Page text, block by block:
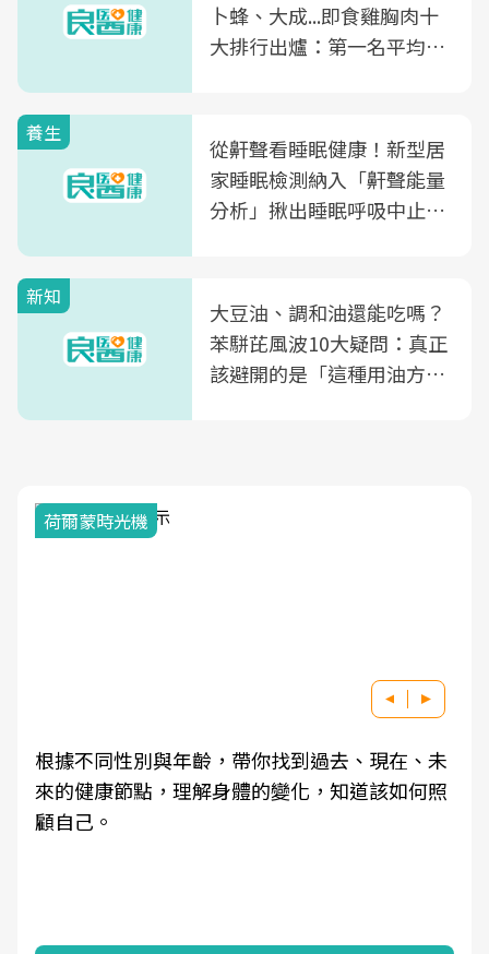
卜蜂、大成...即食雞胸肉十
大排行出爐：第一名平均一
養生
從鼾聲看睡眠健康！新型居
家睡眠檢測納入「鼾聲能量
分析」揪出睡眠呼吸中止症
新知
大豆油、調和油還能吃嗎？
苯駢芘風波10大疑問：真正
該避開的是「這種用油方
荷爾蒙時光機
根據不同性別與年齡，帶你找到過去、現在、未
來的健康節點，理解身體的變化，知道該如何照
顧自己。